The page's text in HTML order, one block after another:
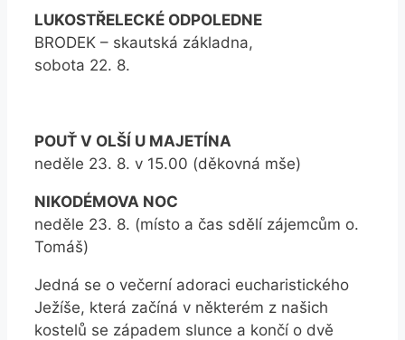
LUKOSTŘELECKÉ ODPOLEDNE
BRODEK – skautská základna,
sobota 22. 8.
POUŤ V OLŠÍ U MAJETÍNA
neděle 23. 8. v 15.00 (děkovná mše)
NIKODÉMOVA NOC
neděle 23. 8. (místo a čas sdělí zájemcům o.
Tomáš)
Jedná se o večerní adoraci eucharistického
Ježíše, která začíná v některém z našich
kostelů se západem slunce a končí o dvě